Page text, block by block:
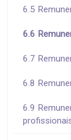
6.5
6.6
6.7
6.8
6.9